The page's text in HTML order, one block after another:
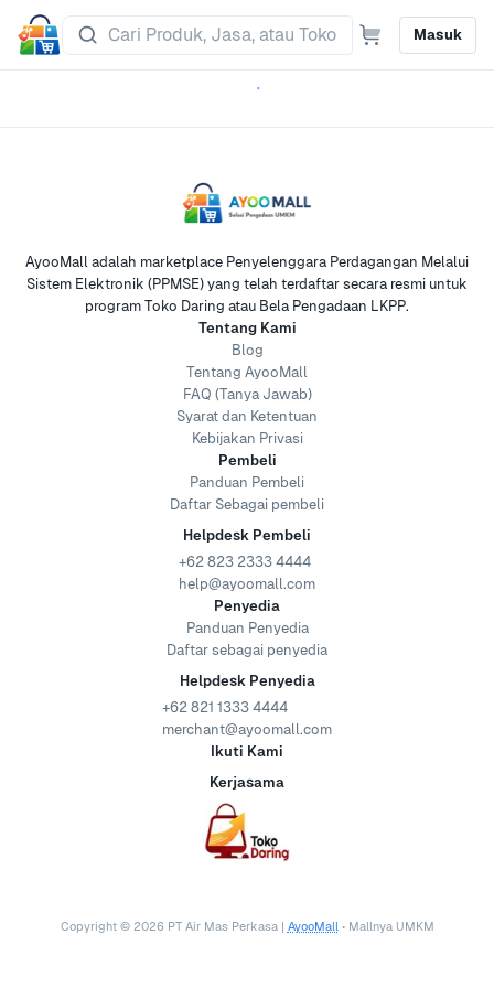
Masuk
AyooMall adalah marketplace Penyelenggara Perdagangan Melalui
Sistem Elektronik (PPMSE) yang telah terdaftar secara resmi untuk
program Toko Daring atau Bela Pengadaan LKPP.
Tentang Kami
Blog
Tentang AyooMall
FAQ (Tanya Jawab)
Syarat dan Ketentuan
Kebijakan Privasi
Pembeli
Panduan Pembeli
Daftar Sebagai pembeli
Helpdesk Pembeli
+62 823 2333 4444
help@ayoomall.com
Penyedia
Panduan Penyedia
Daftar sebagai penyedia
Helpdesk Penyedia
+62 821 1333 4444
merchant@ayoomall.com
Ikuti Kami
Kerjasama
Copyright © 2026 PT Air Mas Perkasa | AyooMall • Mallnya UMKM